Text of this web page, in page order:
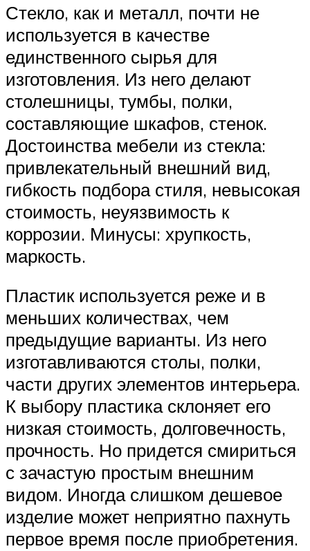
Стекло, как и металл, почти не
используется в качестве
единственного сырья для
изготовления. Из него делают
столешницы, тумбы, полки,
составляющие шкафов, стенок.
Достоинства мебели из стекла:
привлекательный внешний вид,
гибкость подбора стиля, невысокая
стоимость, неуязвимость к
коррозии. Минусы: хрупкость,
маркость.
Пластик используется реже и в
меньших количествах, чем
предыдущие варианты. Из него
изготавливаются столы, полки,
части других элементов интерьера.
К выбору пластика склоняет его
низкая стоимость, долговечность,
прочность. Но придется смириться
с зачастую простым внешним
видом. Иногда слишком дешевое
изделие может неприятно пахнуть
первое время после приобретения.